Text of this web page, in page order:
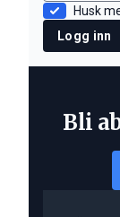
Husk
Logg inn
Bli